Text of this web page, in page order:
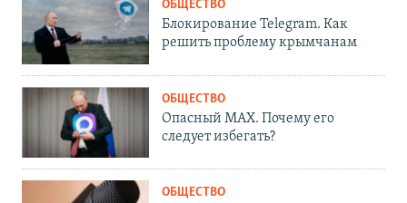
ОБЩЕСТВО
Блокирование Telegram. Как
решить проблему крымчанам
ОБЩЕСТВО
Опасный MAX. Почему его
следует избегать?
ОБЩЕСТВО